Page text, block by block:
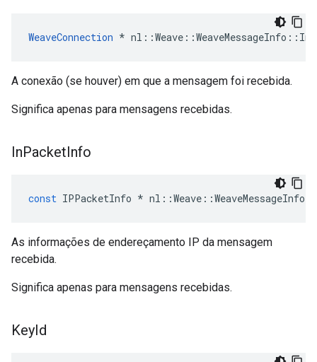
WeaveConnection *
A conexão (se houver) em que a mensagem foi recebida.
Significa apenas para mensagens recebidas.
InPacketInfo
const IPPacketInfo * nl ::Weave ::WeaveMessageInfo
As informações de endereçamento IP da mensagem
recebida.
Significa apenas para mensagens recebidas.
KeyId